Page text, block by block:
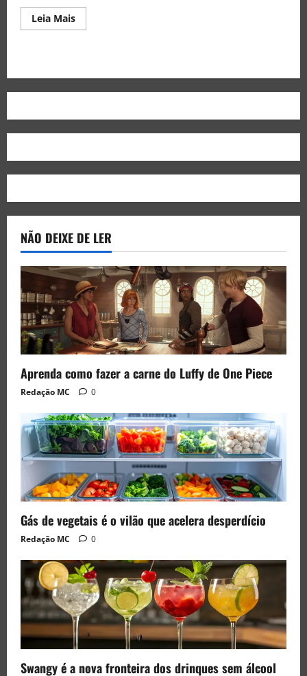
Leia Mais
NÃO DEIXE DE LER
Aprenda como fazer a carne do Luffy de One Piece
Redação MC 0
Gás de vegetais é o vilão que acelera desperdício
Redação MC 0
Swangy é a nova fronteira dos drinques sem álcool